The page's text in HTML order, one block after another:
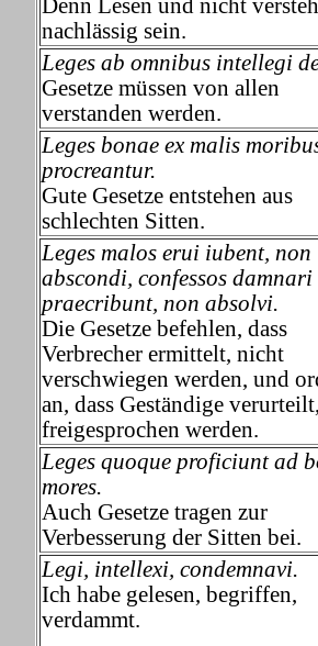
Denn Lesen und nicht
nachlässig sein.
Leges ab omnibus intellegi
Gesetze müssen von allen
verstanden werden.
Leges bonae ex malis
procreantur.
Gute Gesetze entstehen aus
schlechten Sitten.
Leges malos erui iubent, non
abscondi, confessos damnari
praecribunt, non absolvi.
Die Gesetze befehlen, dass
Verbrecher ermittelt, nicht
verschwiegen werden, und
an, dass Geständige
freigesprochen werden.
Leges quoque proficiunt ad
mores.
Auch Gesetze tragen zur
Verbesserung der Sitten bei.
Legi, intellexi, condemnavi.
Ich habe gelesen, begriffen,
verdammt.